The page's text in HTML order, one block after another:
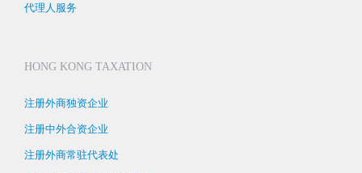
代理人服务
HONG KONG TAXATION
注册外商独资企业
注册中外合资企业
注册外商常驻代表处